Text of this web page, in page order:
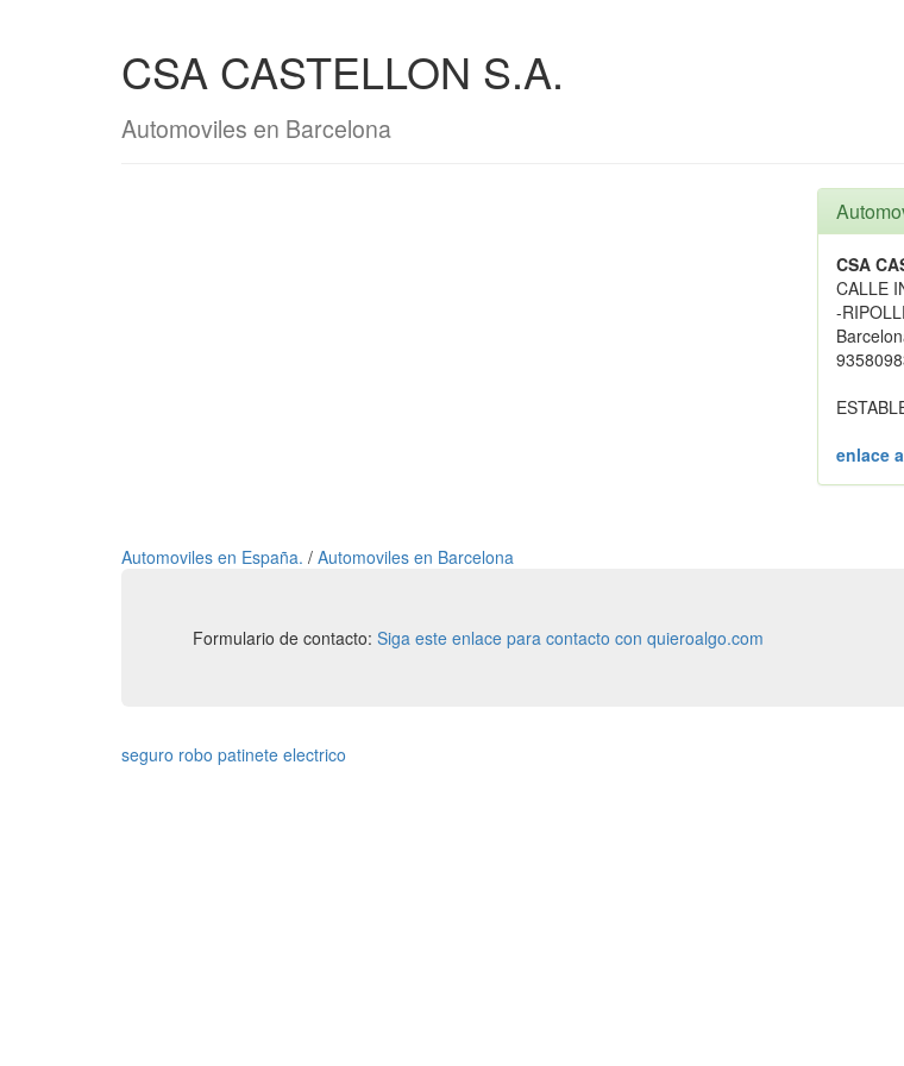
CSA CASTELLON S.A.
Automoviles en Barcelona
CSA
CALLE
-
enlace
Automoviles en España. / Automoviles en Barcelona
Formulario de contacto: Siga este enlace para contacto con quieroalgo.com
seguro robo patinete electrico